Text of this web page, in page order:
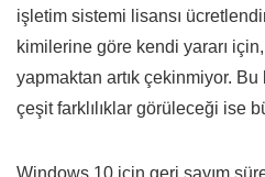
işletim sistemi lisansı
kimilerine göre kendi yararı
yapmaktan artık çekinmiyor.
çeşit farklılıklar görüleceği ise
Windows 10 için geri sayım